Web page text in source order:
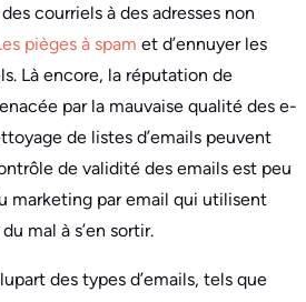
courriels à des adresses non
pièges à spam et d’ennuyer les
Là encore, la réputation de
par la mauvaise qualité des e-
de listes d’emails peuvent
de validité des emails est peu
marketing par email qui utilisent
mal à s’en sortir.
des types d’emails, tels que